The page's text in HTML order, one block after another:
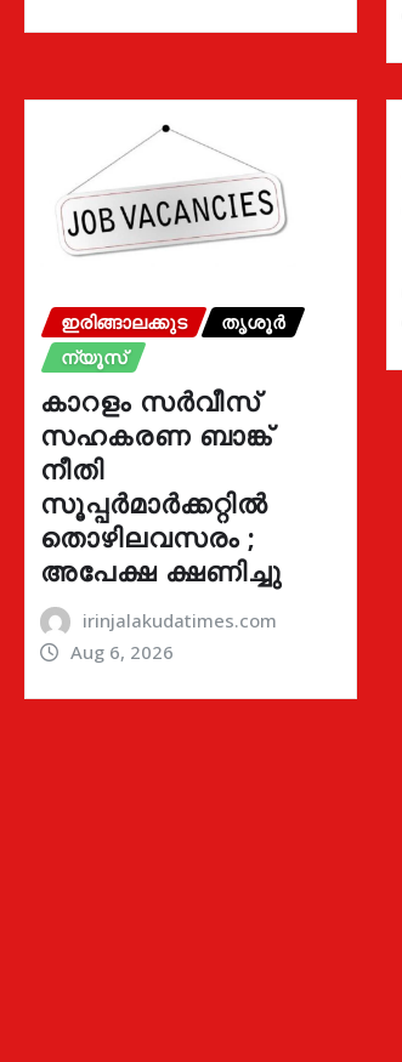
ഇരിങ്ങാലക്കുട
തൃശൂർ
ന്യൂസ്
കാറളം സർവീസ്
സഹകരണ ബാങ്ക്
നീതി
സൂപ്പർമാർക്കറ്റിൽ
തൊഴിലവസരം ;
അപേക്ഷ ക്ഷണിച്ചു
irinjalakudatimes.com
Aug 6, 2026